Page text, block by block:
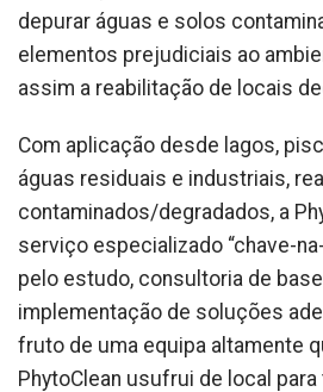
depurar águas e solos
elementos prejudiciais ao
assim a reabilitação de locais
Com aplicação desde lagos,
águas residuais e industriais,
contaminados/degradados, a
serviço especializado “chave-
pelo estudo, consultoria de
implementação de soluções
fruto de uma equipa altamente
PhytoClean usufrui de local